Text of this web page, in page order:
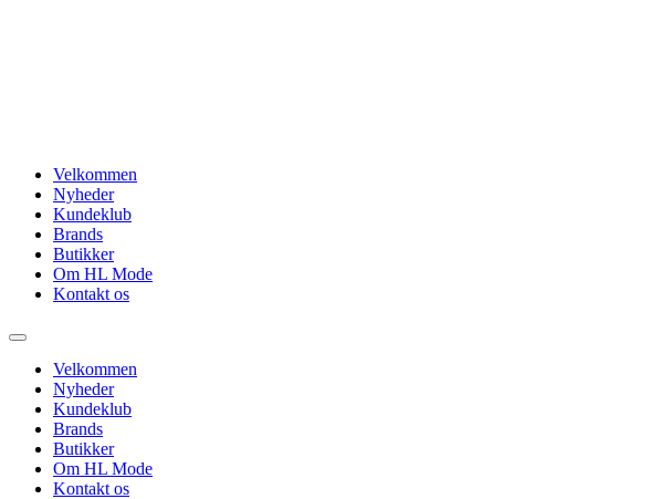
Velkommen
Nyheder
Kundeklub
Brands
Butikker
Om HL Mode
Kontakt os
Velkommen
Nyheder
Kundeklub
Brands
Butikker
Om HL Mode
Kontakt os